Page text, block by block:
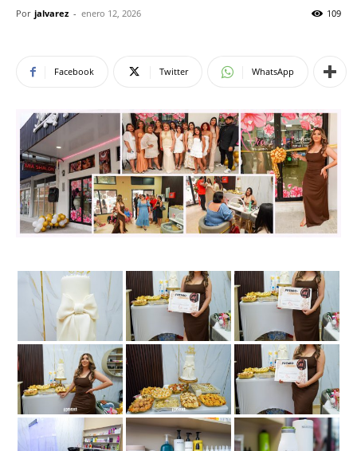
Por jalvarez - enero 12, 2026 109
Facebook Twitter WhatsApp